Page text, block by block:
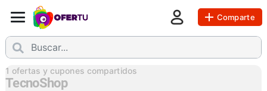
Comparte
1 ofertas y cupones compartidos
TecnoShop